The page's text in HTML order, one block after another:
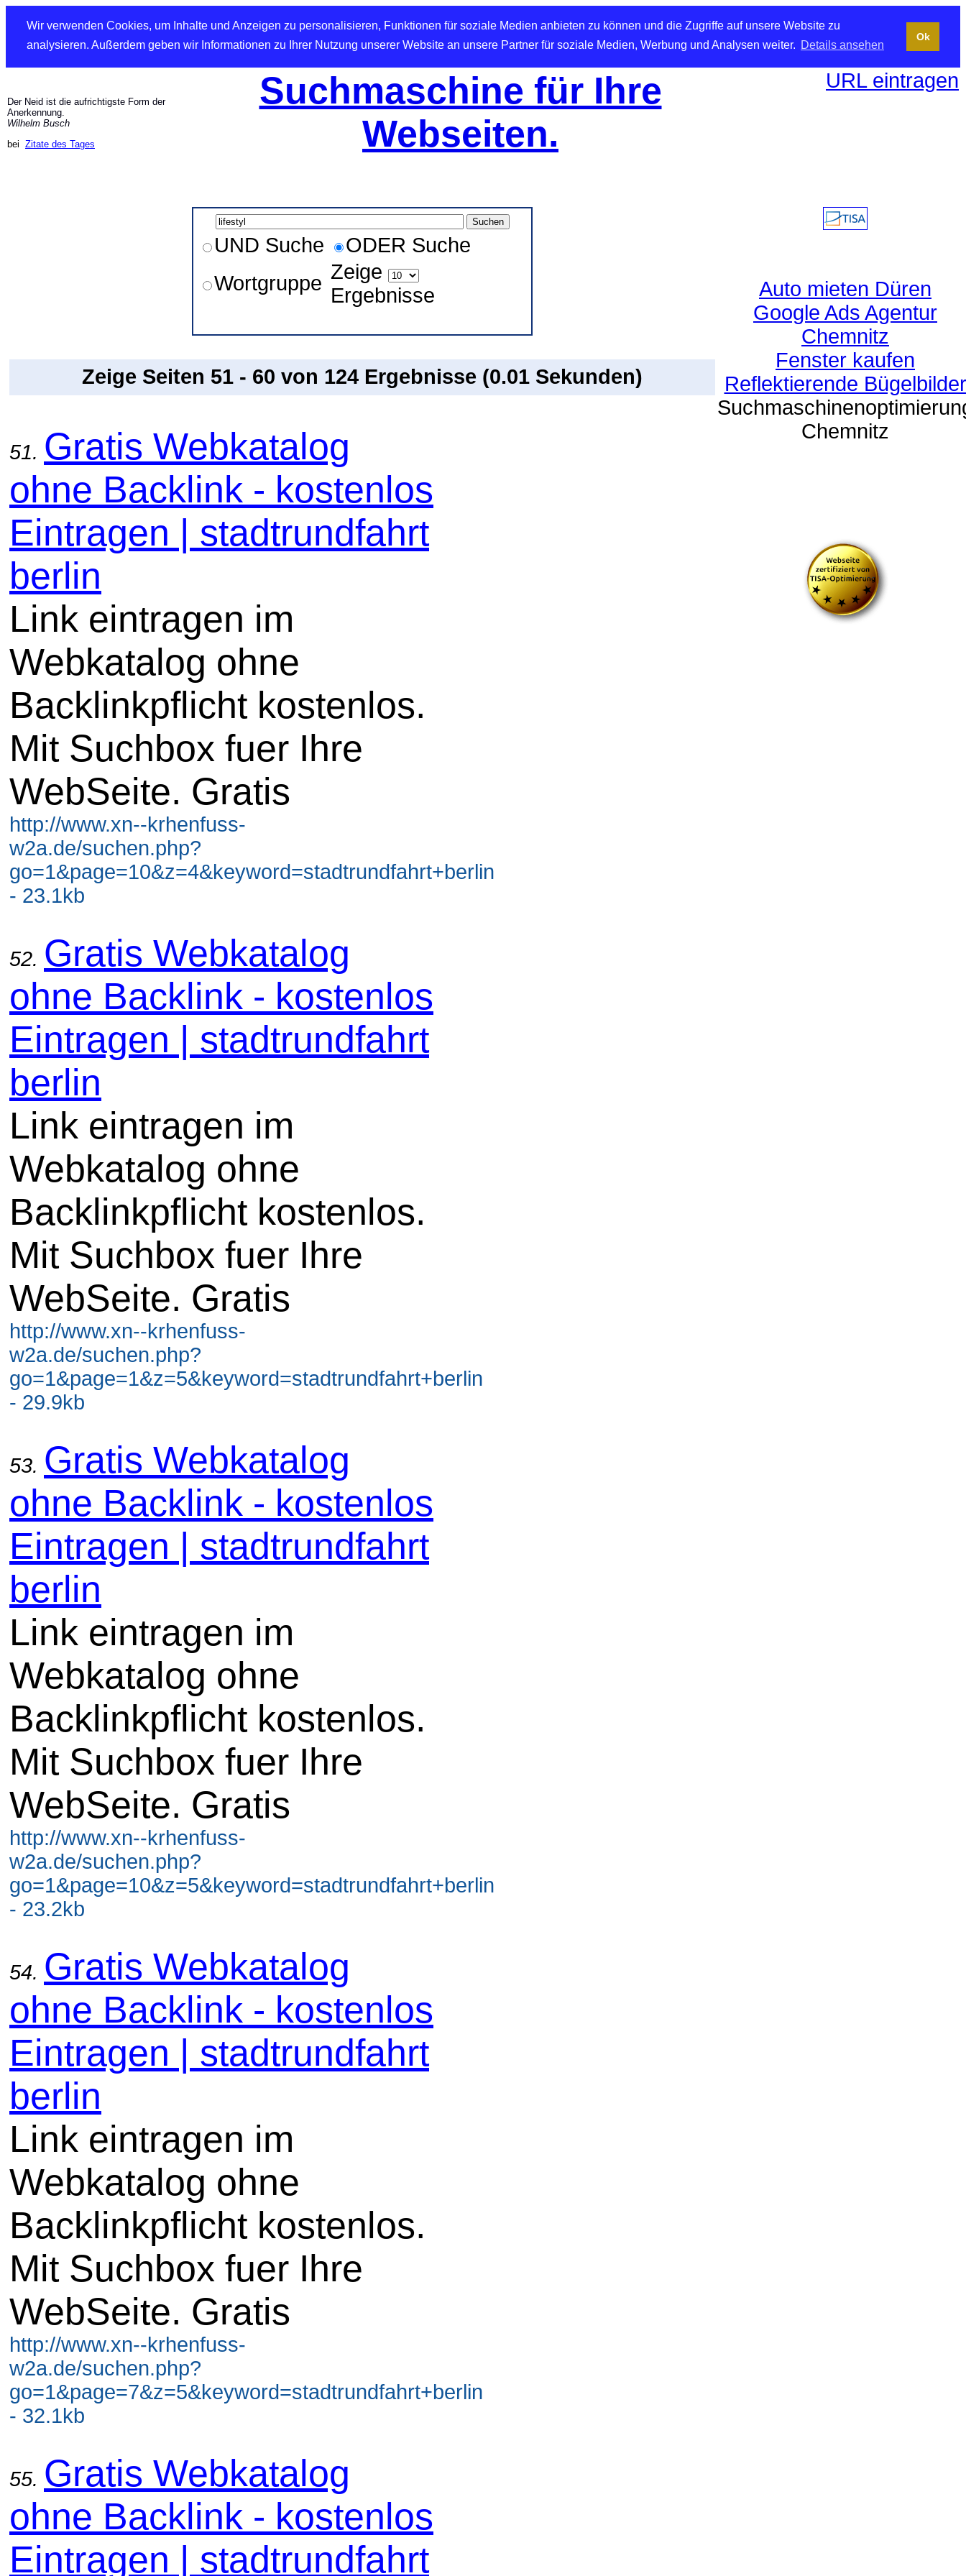
Wir verwenden Cookies, um Inhalte und Anzeigen zu personalisieren, Funktionen für soziale Medien anbieten zu können und die Zugriffe auf unsere Website zu
analysieren. Außerdem geben wir Informationen zu Ihrer Nutzung unserer Website an unsere Partner für soziale Medien, Werbung und Analysen weiter. Details ansehen
Ok
Der Neid ist die aufrichtigste Form der
Anerkennung.
Wilhelm Busch
bei Zitate des Tages
Suchmaschine für Ihre
Webseiten.
URL eintragen
UND Suche
ODER Suche
Wortgruppe Zeige
Ergebnisse
Zeige Seiten 51 - 60 von 124 Ergebnisse (0.01 Sekunden)
51. Gratis Webkatalog
ohne Backlink - kostenlos
Eintragen | stadtrundfahrt
berlin
Link eintragen im
Webkatalog ohne
Backlinkpflicht kostenlos.
Mit Suchbox fuer Ihre
WebSeite. Gratis
http://www.xn--krhenfuss-
w2a.de/suchen.php?
go=1&page=10&z=4&keyword=stadtrundfahrt+berlin
- 23.1kb
52. Gratis Webkatalog
ohne Backlink - kostenlos
Eintragen | stadtrundfahrt
berlin
Link eintragen im
Webkatalog ohne
Backlinkpflicht kostenlos.
Mit Suchbox fuer Ihre
WebSeite. Gratis
http://www.xn--krhenfuss-
w2a.de/suchen.php?
go=1&page=1&z=5&keyword=stadtrundfahrt+berlin
- 29.9kb
53. Gratis Webkatalog
ohne Backlink - kostenlos
Eintragen | stadtrundfahrt
berlin
Link eintragen im
Webkatalog ohne
Backlinkpflicht kostenlos.
Mit Suchbox fuer Ihre
WebSeite. Gratis
http://www.xn--krhenfuss-
w2a.de/suchen.php?
go=1&page=10&z=5&keyword=stadtrundfahrt+berlin
- 23.2kb
54. Gratis Webkatalog
ohne Backlink - kostenlos
Eintragen | stadtrundfahrt
berlin
Link eintragen im
Webkatalog ohne
Backlinkpflicht kostenlos.
Mit Suchbox fuer Ihre
WebSeite. Gratis
http://www.xn--krhenfuss-
w2a.de/suchen.php?
go=1&page=7&z=5&keyword=stadtrundfahrt+berlin
- 32.1kb
55. Gratis Webkatalog
ohne Backlink - kostenlos
Eintragen | stadtrundfahrt
Auto mieten Düren
Google Ads Agentur
Chemnitz
Fenster kaufen
Reflektierende Bügelbilder
Chemnitz